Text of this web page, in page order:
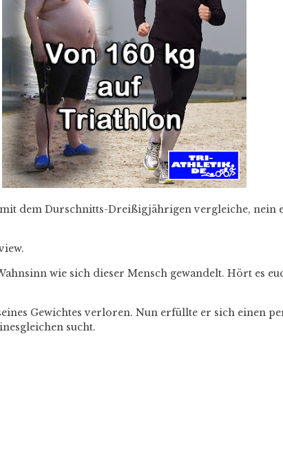
dem Durschnitts-Dreißigjährigen vergleiche, nein
wie sich dieser Mensch gewandelt. Hört es
Gewichtes verloren. Nun erfüllte er sich einen
sucht.